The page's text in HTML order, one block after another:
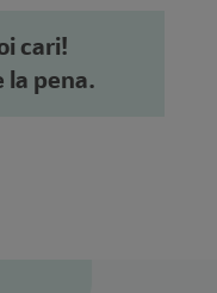
cari!
pena.